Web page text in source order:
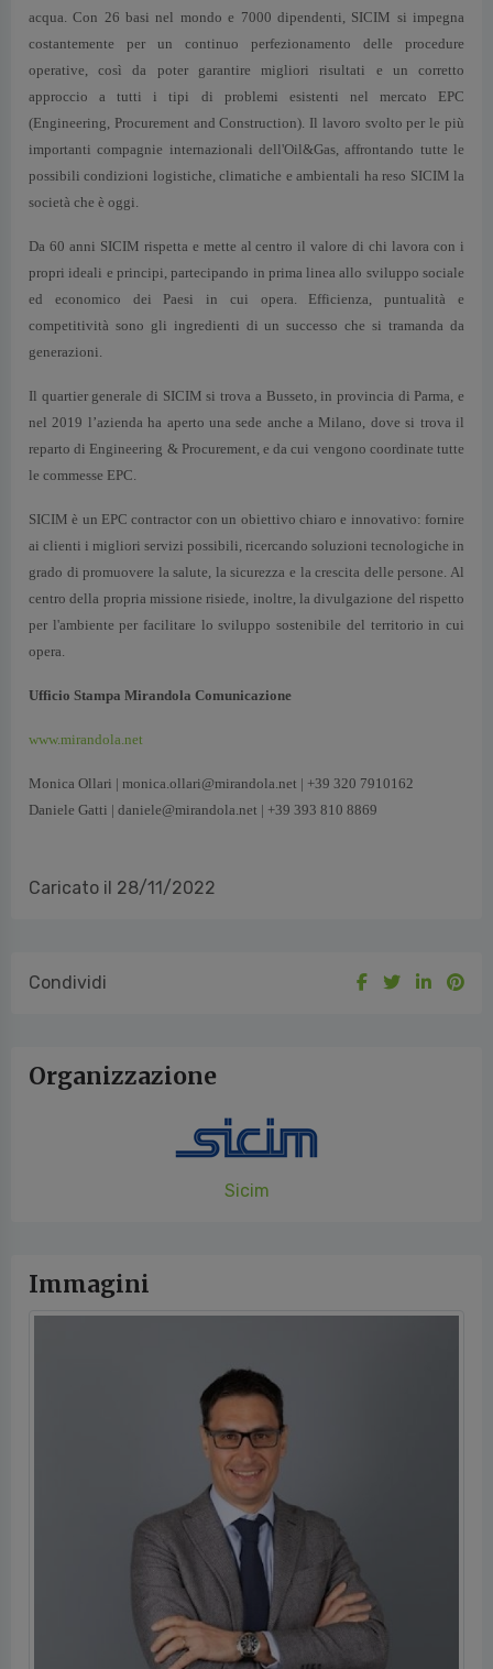
acqua. Con 26 basi nel mondo e 7000 dipendenti, SICIM si impegna
costantemente per un continuo perfezionamento delle procedure
operative, così da poter garantire migliori risultati e un corretto
approccio a tutti i tipi di problemi esistenti nel mercato EPC
(Engineering, Procurement and Construction). Il lavoro svolto per le più
importanti compagnie internazionali dell'Oil&Gas, affrontando tutte le
possibili condizioni logistiche, climatiche e ambientali ha reso SICIM la
società che è oggi.
Da 60 anni SICIM rispetta e mette al centro il valore di chi lavora con i
propri ideali e principi, partecipando in prima linea allo sviluppo sociale
ed economico dei Paesi in cui opera. Efficienza, puntualità e
competitività sono gli ingredienti di un successo che si tramanda da
generazioni.
Il quartier generale di SICIM si trova a Busseto, in provincia di Parma, e
nel 2019 l’azienda ha aperto una sede anche a Milano, dove si trova il
reparto di Engineering & Procurement, e da cui vengono coordinate tutte
le commesse EPC.
SICIM è un EPC contractor con un obiettivo chiaro e innovativo: fornire
ai clienti i migliori servizi possibili, ricercando soluzioni tecnologiche in
grado di promuovere la salute, la sicurezza e la crescita delle persone. Al
centro della propria missione risiede, inoltre, la divulgazione del rispetto
per l'ambiente per facilitare lo sviluppo sostenibile del territorio in cui
opera.
Ufficio Stampa Mirandola Comunicazione
www.mirandola.net
Monica Ollari | monica.ollari@mirandola.net | +39 320 7910162
Daniele Gatti | daniele@mirandola.net | +39 393 810 8869
Caricato il 28/11/2022
Condividi
Organizzazione
Sicim
Immagini